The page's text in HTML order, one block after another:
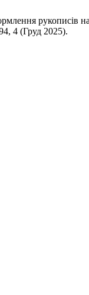
рукописів
4 (Груд 2025).